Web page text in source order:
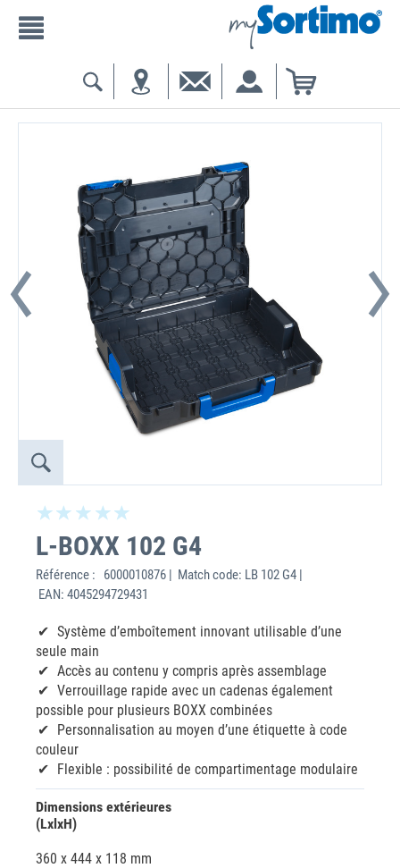
L-BOXX 102 G4
Référence :
6000010876 | Match code: LB 102 G4 |
EAN: 4045294729431
Système d’emboîtement innovant utilisable d’une
seule main
Accès au contenu y compris après assemblage
Verrouillage rapide avec un cadenas également
possible pour plusieurs BOXX combinées
Personnalisation au moyen d’une étiquette à code
couleur
Flexible : possibilité de compartimentage modulaire
Dimensions extérieures
(LxlxH)
360 x 444 x 118 mm